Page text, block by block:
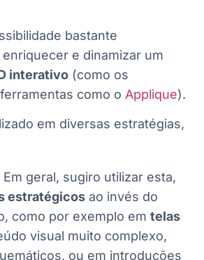
bastante
e dinamizar um
interativo (como os
como o Applique).
em diversas estratégias,
Em geral, sugiro utilizar esta,
estratégicos ao invés do
como por exemplo em telas
visual muito complexo,
ou em introduções